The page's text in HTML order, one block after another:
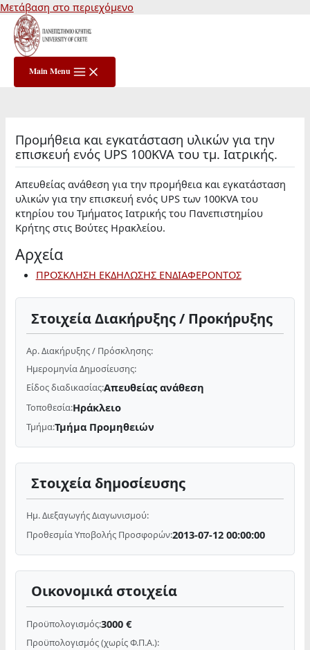
Μετάβαση στο περιεχόμενο
Main Menu
Προμήθεια και εγκατάσταση υλικών για την
επισκευή ενός UPS 100KVA του τμ. Ιατρικής.
Απευθείας ανάθεση για την προμήθεια και εγκατάσταση
υλικών για την επισκευή ενός UPS των 100KVA του
κτηρίου του Τμήματος Ιατρικής του Πανεπιστημίου
Κρήτης στις Βούτες Ηρακλείου.
Αρχεία
ΠΡΟΣΚΛΗΣΗ ΕΚΔΗΛΩΣΗΣ ΕΝΔΙΑΦΕΡΟΝΤΟΣ
Στοιχεία Διακήρυξης / Προκήρυξης
Αρ. Διακήρυξης / Πρόσκλησης:
Ημερομηνία Δημοσίευσης:
Είδος διαδικασίας:Απευθείας ανάθεση
Τοποθεσία:Ηράκλειο
Τμήμα:Τμήμα Προμηθειών
Στοιχεία δημοσίευσης
Ημ. Διεξαγωγής Διαγωνισμού:
Προθεσμία Υποβολής Προσφορών:2013-07-12 00:00:00
Οικονομικά στοιχεία
Προϋπολογισμός:3000 €
Προϋπολογισμός (χωρίς Φ.Π.Α.):